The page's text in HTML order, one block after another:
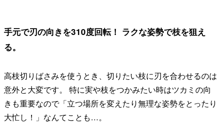
手元で刃の向きを310度回転！ ラクな姿勢で枝を狙え
る。
高枝切りばさみを使うとき、切りたい枝に刃を合わせるのは
意外と大変です。 特に実や枝をつかみたい時はツカミの向
きも重要なので「立つ場所を変えたり無理な姿勢をとったり
大忙し！」なんてことも…。